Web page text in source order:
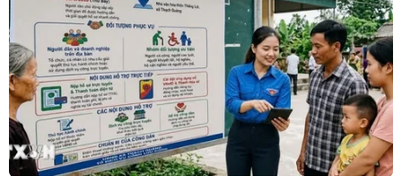
khu vực suối Cây Xanh,
thôn Bù Xia.
NGHE
xin nối lại các cuộc đàm
phán hòa bình với phía
Mỹ.
NGHE